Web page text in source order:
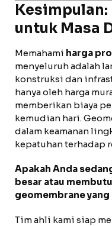
untuk Masa
Memahami harga
menyeluruh adalah
konstruksi dan
hanya oleh harga
memberikan biaya
kemudian hari.
dalam keamanan
kepatuhan terhadap
Apakah Anda
besar atau
geomembrane
Tim ahli kami siap